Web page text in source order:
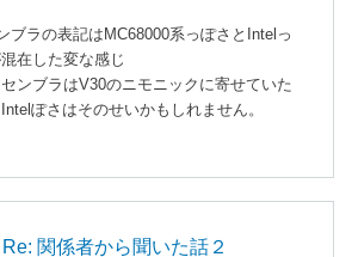
ブラの表記はMC68000系っぽさとIntelっ
在した変な感じ
ンブラはV30のニモニックに寄せていた
ぽさはそのせいかもしれません。
Re: 関係者から聞いた話２